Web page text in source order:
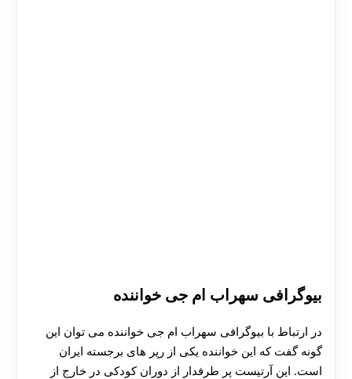
بیوگرافی سهراب ام جی خواننده
در ارتباط با بیوگرافی سهراب ام جی خواننده می توان این
گونه گفت که این خواننده یکی از رپر های برجسته ایران
است. این آرتیست پر طرفدار از دوران کودکی در خارج از